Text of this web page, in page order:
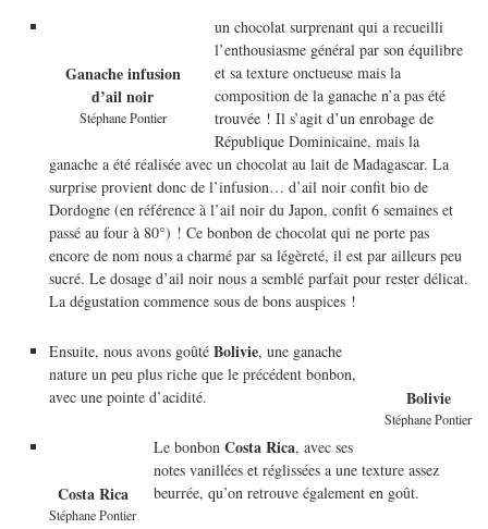
Ganache infusion
d’ail noir
Stéphane Pontier
un chocolat surprenant qui a recueilli
l’enthousiasme général par son équilibre
et sa texture onctueuse mais la
composition de la ganache n’a pas été
trouvée ! Il s’agit d’un enrobage de
République Dominicaine, mais la
ganache a été réalisée avec un chocolat au lait de Madagascar. La
surprise provient donc de l’infusion… d’ail noir confit bio de
Dordogne (en référence à l’ail noir du Japon, confit 6 semaines et
passé au four à 80°) ! Ce bonbon de chocolat qui ne porte pas
encore de nom nous a charmé par sa légèreté, il est par ailleurs peu
sucré. Le dosage d’ail noir nous a semblé parfait pour rester délicat.
La dégustation commence sous de bons auspices !
Bolivie
Stéphane Pontier
Ensuite, nous avons goûté Bolivie, une ganache
nature un peu plus riche que le précédent bonbon,
avec une pointe d’acidité.
Costa Rica
Stéphane Pontier
Le bonbon Costa Rica, avec ses
notes vanillées et réglissées a une texture assez
beurrée, qu’on retrouve également en goût.